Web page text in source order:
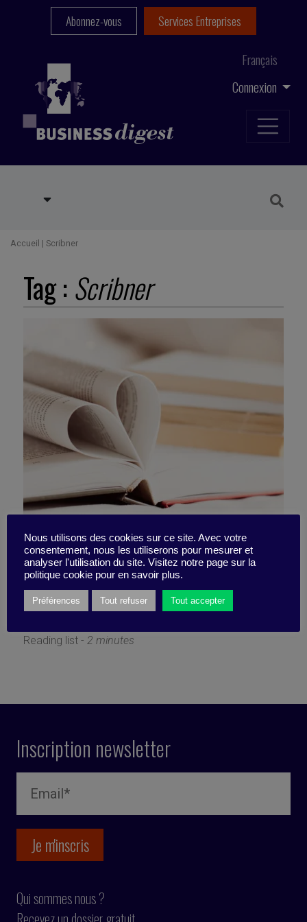
Connexion
Français
Abonnez-vous Services Entreprises
Accueil | Scribner
Tag : Scribner
8 livres pour moi (et mon
équipe)
Reading list - 2 minutes
Inscription newsletter
Qui sommes nous ?
Nous utilisons des cookies sur ce site. Avec votre
consentement, nous les utiliserons pour mesurer et
analyser l'utilisation du site. Visitez notre page sur la
politique cookie pour en savoir plus.
Préférences Tout refuser Tout accepter